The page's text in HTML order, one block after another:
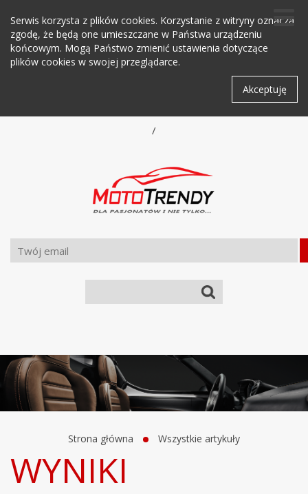
Serwis korzysta z plików cookies. Korzystanie z witryny oznacza
zgodę, że będą one umieszczane w Państwa urządzeniu
końcowym. Mogą Państwo zmienić ustawienia dotyczące
plików cookies w swojej przeglądarce.
Akceptuję
/
Strona główna Wszystkie artykuły
WYNIKI